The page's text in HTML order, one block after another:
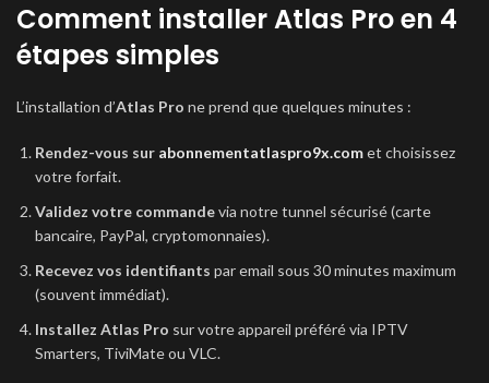
Comment installer Atlas Pro en 4
étapes simples
L’installation d’Atlas Pro ne prend que quelques minutes :
Rendez-vous sur abonnementatlaspro9x.comet choisissez
votre forfait.
Validez votre commandevia notre tunnel sécurisé (carte
bancaire, PayPal, cryptomonnaies).
Recevez vos identifiants par email sous 30 minutes maximum
(souvent immédiat).
Installez Atlas Pro sur votre appareil préféré via IPTV
Smarters, TiviMate ou VLC.